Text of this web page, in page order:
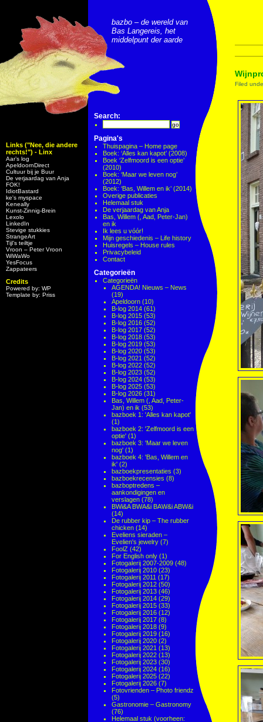
Links ("Nee, die andere
rechts!") - Linx
Aar’s log
ApeldoornDirect
Cultuur bij je Buur
De verjaardag van Anja
FOK!
IdiotBastard
ke's myspace
Keneally
Kunst-Zinnig-Brein
Lexolo
LinkedIn
Stevige stukkies
StrangeArt
Tijl’s teiltje
Vroon – Peter Vroon
WiWaWo
YesFocus
Zappateers
Credits
Powered by: WP
Template by: Priss
bazbo – de wereld van
Bas Langereis, het
middelpunt der aarde
Search:
Pagina's
Thuispagina – Home page
Boek: ‘Alles kan kapot’ (2008)
Boek ‘Zelfmoord is een optie’
(2010)
Boek: ‘Maar we leven nog’
(2012)
Boek: ‘Bas, Willem en ik’ (2014)
Overige publicaties
Helemaal stuk
De verjaardag van Anja
Bas, Willem (, Aad, Peter-Jan)
en ik
Ik lees u vóór!
Mijn geschiedenis – Life history
Huisregels – House rules
Privacybeleid
Contact
Categorieën
Categorieën
AGENDA! Nieuws – News
(19)
Apeldoorn (10)
B-log 2014 (61)
B-log 2015 (53)
B-log 2016 (52)
B-log 2017 (52)
B-log 2018 (53)
B-log 2019 (53)
B-log 2020 (53)
B-log 2021 (52)
B-log 2022 (52)
B-log 2023 (52)
B-log 2024 (53)
B-log 2025 (53)
B-log 2026 (31)
Bas, Willem (, Aad, Peter-
Jan) en ik (53)
bazboek 1: 'Alles kan kapot'
(1)
bazboek 2: 'Zelfmoord is een
optie' (1)
bazboek 3: 'Maar we leven
nog' (1)
bazboek 4: 'Bas, Willem en
ik' (2)
bazboekpresentaties (3)
bazboekrecensies (8)
bazboptredens –
aankondigingen en
verslagen (78)
BWi&A BWA&i BAW&i ABW&i
(14)
De rubber kip – The rubber
chicken (14)
Eveliens sieraden –
Evelien's jewelry (7)
FoolZ (42)
For English only (1)
Fotogalerij 2007-2009 (48)
Fotogalerij 2010 (23)
Fotogalerij 2011 (17)
Fotogalerij 2012 (50)
Fotogalerij 2013 (46)
Fotogalerij 2014 (29)
Fotogalerij 2015 (33)
Fotogalerij 2016 (12)
Fotogalerij 2017 (8)
Fotogalerij 2018 (9)
Fotogalerij 2019 (16)
Fotogalerij 2020 (2)
Fotogalerij 2021 (13)
Fotogalerij 2022 (13)
Fotogalerij 2023 (30)
Fotogalerij 2024 (16)
Fotogalerij 2025 (22)
Fotogalerij 2026 (7)
Fotovrienden – Photo friendz
(5)
Gastronomie – Gastronomy
(76)
Helemaal stuk (voorheen:
Filed